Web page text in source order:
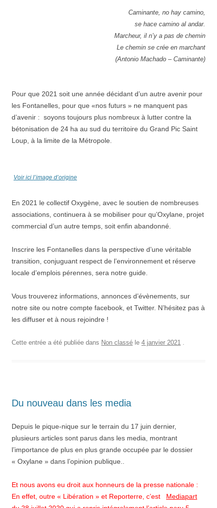
Caminante, no hay camino,
se hace camino al andar.
Marcheur, il n’y a pas de chemin
Le chemin se crée en marchant
(Antonio Machado – Caminante)
Pour que 2021 soit une année décidant d’un autre avenir pour
les Fontanelles, pour que «nos futurs » ne manquent pas
d’avenir : soyons toujours plus nombreux à lutter contre la
bétonisation de 24 ha au sud du territoire du Grand Pic Saint
Loup, à la limite de la Métropole.
Voir ici l’image d’origine
En 2021 le collectif Oxygène, avec le soutien de nombreuses
associations, continuera à se mobiliser pour qu’Oxylane, projet
commercial d’un autre temps, soit enfin abandonné.
Inscrire les Fontanelles dans la perspective d’une véritable
transition, conjuguant respect de l’environnement et réserve
locale d’emplois pérennes, sera notre guide.
Vous trouverez informations, annonces d’évènements, sur
notre site ou notre compte facebook, et Twitter. N’hésitez pas à
les diffuser et à nous rejoindre !
Cette entrée a été publiée dans Non classé le 4 janvier 2021 .
Du nouveau dans les media
Depuis le pique-nique sur le terrain du 17 juin dernier,
plusieurs articles sont parus dans les media, montrant
l’importance de plus en plus grande occupée par le dossier
« Oxylane » dans l’opinion publique..
Et nous avons eu droit aux honneurs de la presse nationale :
En effet, outre « Libération » et Reporterre, c’est Mediapart